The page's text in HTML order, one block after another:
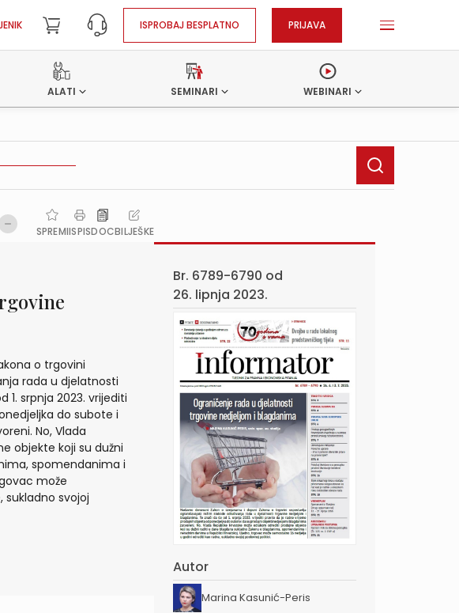
ISPROBAJ BESPLATNO PRIJAVA
ALATI SEMINARI WEBINARI
SPREMIISPISDOCBILJEŠKE
o trgovini
rada u djelatnosti
srpnja 2023. vrijediti
do subote i
No, Vlada
objekte koji su dužni
spomendanima i
može
sukladno svojoj
Br. 6789-6790 od
26. lipnja 2023.
Autor
Marina Kasunić-Peris